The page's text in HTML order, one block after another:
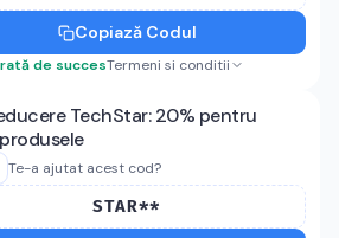
Copiază Codul
rată de succesTermeni si conditii
TechStar: 20% pentru
Te-a ajutat acest cod?
STAR**